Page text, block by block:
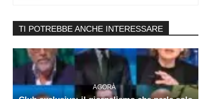
TI POTREBBE ANCHE INTERESSARE
AGORÀ